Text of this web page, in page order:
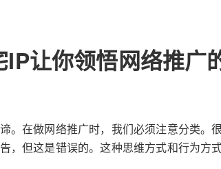
让你领悟网络推广
。在做网络推广时，我们必须注意分类。
，但这是错误的。这种思维方式和行为方